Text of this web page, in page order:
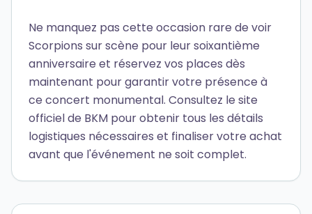
Ne manquez pas cette occasion rare de voir
Scorpions sur scène pour leur soixantième
anniversaire et réservez vos places dès
maintenant pour garantir votre présence à
ce concert monumental. Consultez le site
officiel de BKM pour obtenir tous les détails
logistiques nécessaires et finaliser votre achat
avant que l'événement ne soit complet.